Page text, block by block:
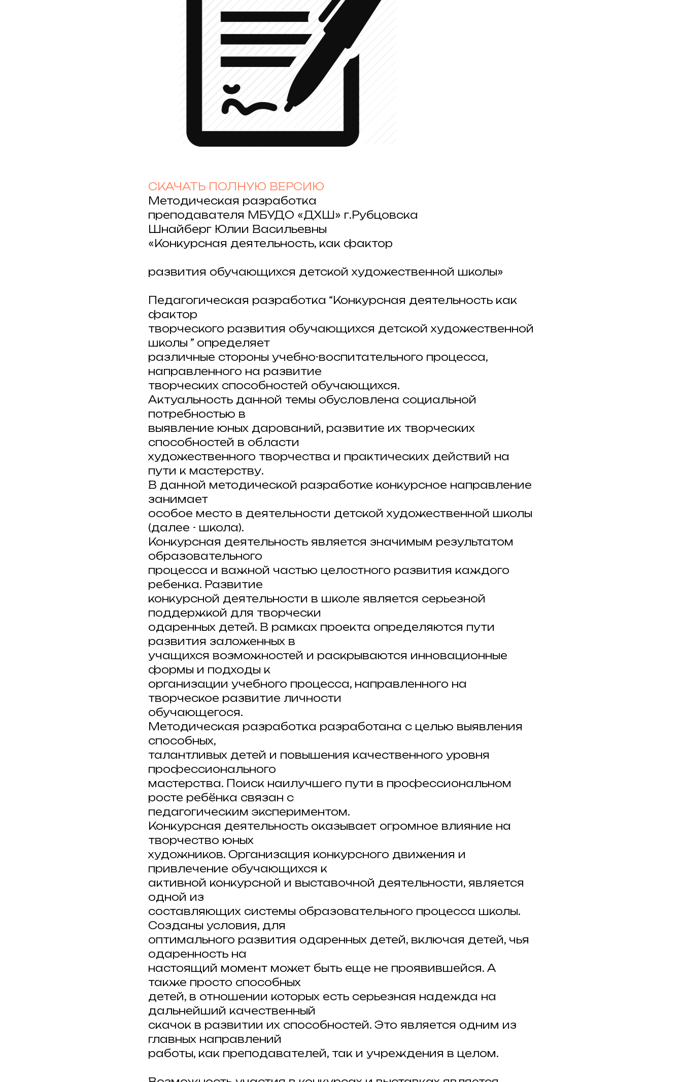
СКАЧАТЬ ПОЛНУЮ ВЕРСИЮ
Методическая разработка
преподавателя МБУДО «ДХШ» г.Рубцовска
Шнайберг Юлии Васильевны
«Конкурсная деятельность, как фактор
развития обучающихся детской художественной школы»
Педагогическая разработка “Конкурсная деятельность как
фактор
творческого развития обучающихся детской художественной
школы ” определяет
различные стороны учебно-воспитательного процесса,
направленного на развитие
творческих способностей обучающихся.
Актуальность данной темы обусловлена социальной
потребностью в
выявление юных дарований, развитие их творческих
способностей в области
художественного творчества и практических действий на
пути к мастерству.
В данной методической разработке конкурсное направление
занимает
особое место в деятельности детской художественной школы
(далее - школа).
Конкурсная деятельность является значимым результатом
образовательного
процесса и важной частью целостного развития каждого
ребенка. Развитие
конкурсной деятельности в школе является серьезной
поддержкой для творчески
одаренных детей. В рамках проекта определяются пути
развития заложенных в
учащихся возможностей и раскрываются инновационные
формы и подходы к
организации учебного процесса, направленного на
творческое развитие личности
обучающегося.
Методическая разработка разработана с целью выявления
способных,
талантливых детей и повышения качественного уровня
профессионального
мастерства. Поиск наилучшего пути в профессиональном
росте ребёнка связан с
педагогическим экспериментом.
Конкурсная деятельность оказывает огромное влияние на
творчество юных
художников. Организация конкурсного движения и
привлечение обучающихся к
активной конкурсной и выставочной деятельности, является
одной из
составляющих системы образовательного процесса школы.
Созданы условия, для
оптимального развития одаренных детей, включая детей, чья
одаренность на
настоящий момент может быть еще не проявившейся. А
также просто способных
детей, в отношении которых есть серьезная надежда на
дальнейший качественный
скачок в развитии их способностей. Это является одним из
главных направлений
работы, как преподавателей, так и учреждения в целом.